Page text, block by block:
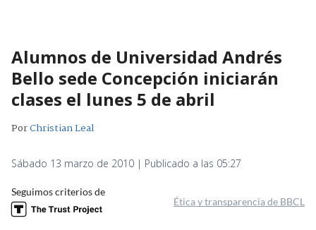
Alumnos de Universidad Andrés
Bello sede Concepción iniciarán
clases el lunes 5 de abril
PorChristian Leal
Sábado 13 marzo de 2010 | Publicado a las 05:27
Seguimos criterios de
Ética y transparencia de BBCL